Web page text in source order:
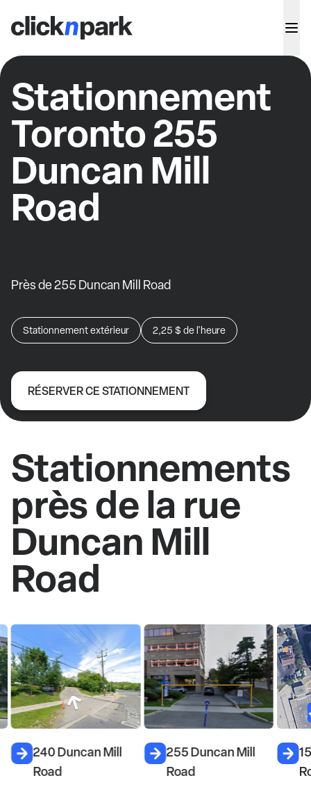
Stationnement
Toronto 255
Duncan Mill
Road
Près de 255 Duncan Mill Road
Stationnement extérieur 2,25 $ de l'heure
RÉSERVER CE STATIONNEMENT
Stationnements
près de la rue
Duncan Mill
Road
240 Duncan Mill
Road
255 Duncan Mill
Road